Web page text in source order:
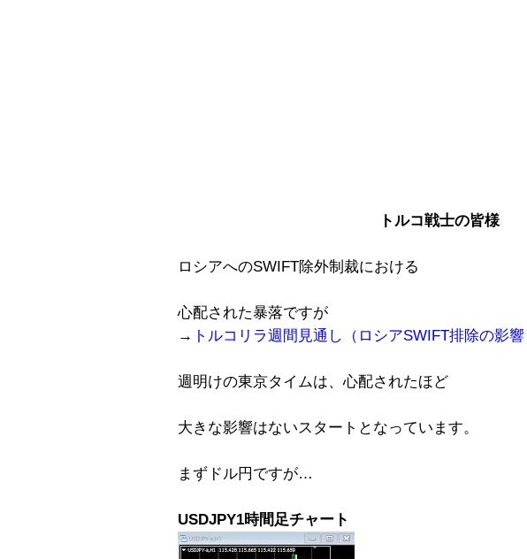
トルコ戦士の皆様
ロシアへのSWIFT除外制裁における
心配された暴落ですが
→ トルコリラ週間見通し（ロシアSWIFT排除の影響
週明けの東京タイムは、心配されたほど
大きな影響はないスタートとなっています。
まずドル円ですが…
USDJPY1時間足チャート